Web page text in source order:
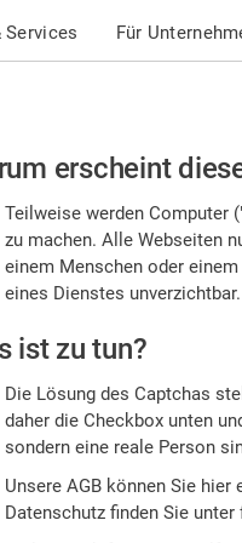
Services Für
erscheint
Teilweise werden Computer
zu machen. Alle Webseiten
einem Menschen oder
eines Dienstes unverzichtbar.
ist zu tun?
Die Lösung des Captchas
daher die Checkbox unten
sondern eine reale Person
Unsere AGB können Sie hier
Datenschutz finden Sie